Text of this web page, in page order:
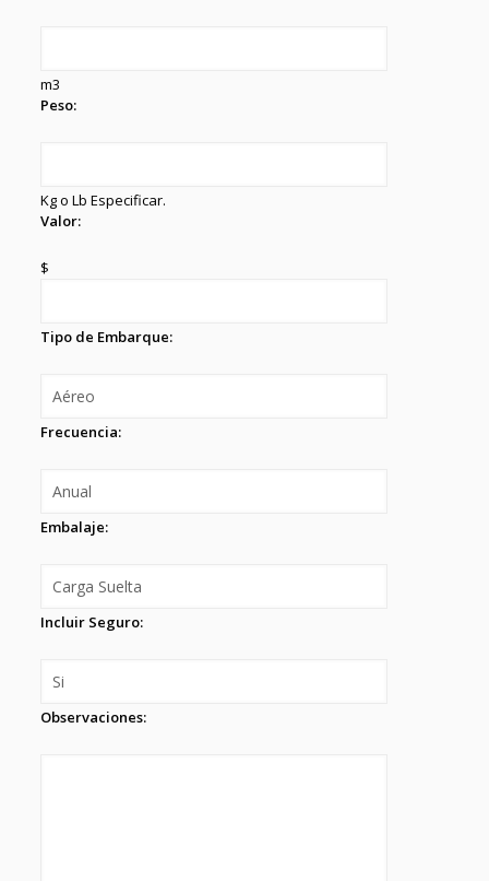
m3
Peso:
Kg o Lb Especificar.
Valor:
$
Tipo de Embarque:
Frecuencia:
Embalaje:
Incluir Seguro:
Observaciones: